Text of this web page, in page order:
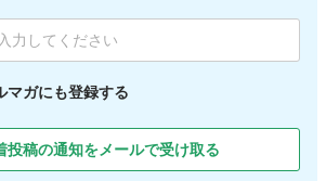
マガにも登録する
投稿の通知をメールで受け取る